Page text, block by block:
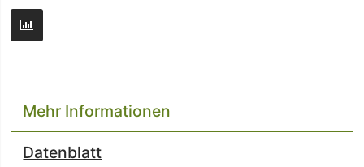
Mehr Informationen
Datenblatt